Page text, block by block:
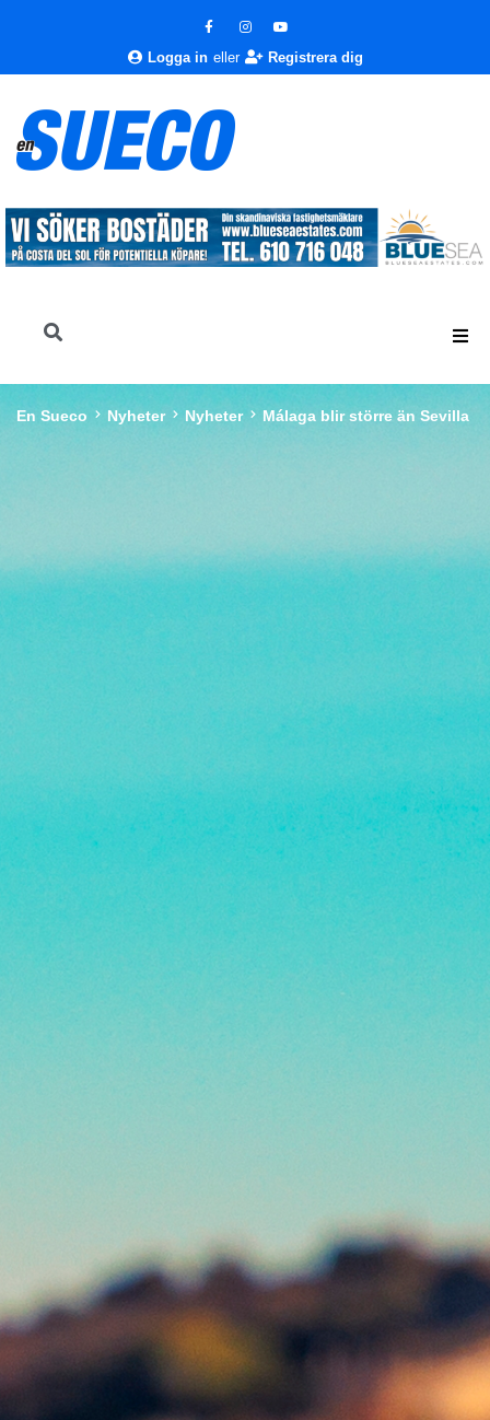
Logga in eller Registrera dig
En Sueco Nyheter Nyheter Málaga blir större än Sevilla